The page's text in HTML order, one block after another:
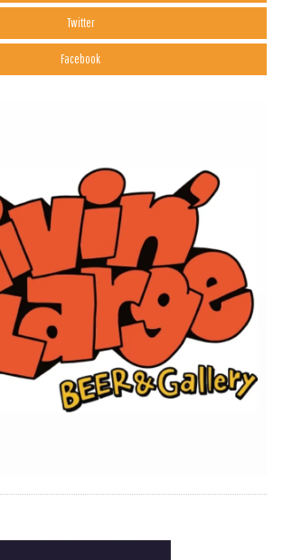
Twitter
Facebook